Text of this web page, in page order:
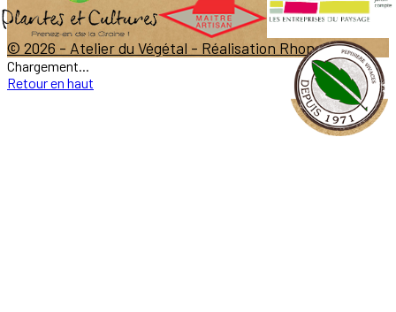
© 2026 - Atelier du Végétal - Réalisation Rhonalpcom
Chargement...
Retour en haut